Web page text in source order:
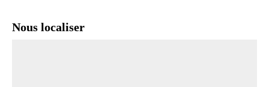
Nous localiser